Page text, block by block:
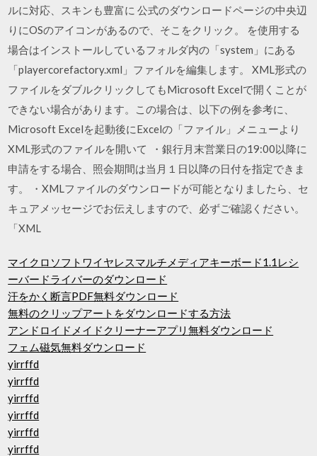
ルに対応、スキンも豊富に 公式のダウンロードページの中央辺
りにOSのアイコンがあるので、そこをクリック。 を使用する
場合はインストールしているフォルダ内の「system」にある
「playercorefactory.xml」ファイルを編集します。 XML形式の
ファイルをダブルクリックしてもMicrosoft Excelで開くことが
できない場合があります。この場合は、以下の例を参考に、
Microsoft Excelを起動後にExcelの「ファイル」メニューより
XML形式のファイルを開いて ・銀行月末営業日の19:00以降に
申請をする場合、照会期間は当月１日以降の日付を指定できま
す。 ・XMLファイルのダウンロードが可能となりましたら、セ
キュアメッセージでお伝えしますので、必ずご確認ください。
「XML
マイクロソフトワイヤレスマルチメディアキーボード1.1レシ
ーバードライバーのダウンロード
汗をかく断言PDF無料ダウンロード
無料のクリップアートをダウンロードする方法
アンドロイドメイドクリーナーアプリ無料ダウンロード
フェム磁気無料ダウンロード
yirrffd
yirrffd
yirrffd
yirrffd
yirrffd
yirrffd